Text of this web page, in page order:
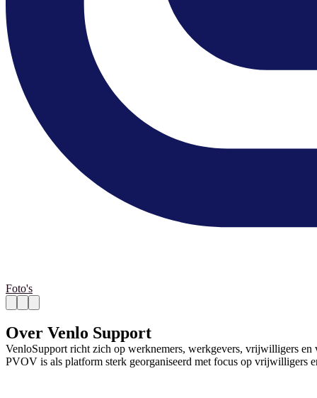
Foto's
Over Venlo Support
VenloSupport richt zich op werknemers, werkgevers, vrijwilligers
PVOV is als platform sterk georganiseerd met focus op vrijwilligers